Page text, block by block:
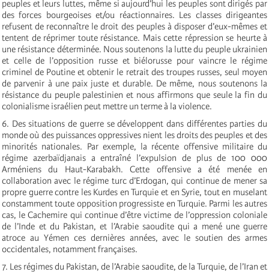
peuples et leurs luttes, même si aujourd’hui les peuples sont dirigés par
des forces bourgeoises et/ou réactionnaires. Les classes dirigeantes
refusent de reconnaître le droit des peuples à disposer d’eux-mêmes et
tentent de réprimer toute résistance. Mais cette répression se heurte à
une résistance déterminée. Nous soutenons la lutte du peuple ukrainien
et celle de l’opposition russe et biélorusse pour vaincre le régime
criminel de Poutine et obtenir le retrait des troupes russes, seul moyen
de parvenir à une paix juste et durable. De même, nous soutenons la
résistance du peuple palestinien et nous affirmons que seule la fin du
colonialisme israélien peut mettre un terme à la violence.
6. Des situations de guerre se développent dans différentes parties du
monde où des puissances oppressives nient les droits des peuples et des
minorités nationales. Par exemple, la récente offensive militaire du
régime azerbaïdjanais a entraîné l’expulsion de plus de 100 000
Arméniens du Haut-Karabakh. Cette offensive a été menée en
collaboration avec le régime turc d’Erdogan, qui continue de mener sa
propre guerre contre les Kurdes en Turquie et en Syrie, tout en muselant
constamment toute opposition progressiste en Turquie. Parmi les autres
cas, le Cachemire qui continue d’être victime de l’oppression coloniale
de l’Inde et du Pakistan, et l’Arabie saoudite qui a mené une guerre
atroce au Yémen ces dernières années, avec le soutien des armes
occidentales, notamment françaises.
7. Les régimes du Pakistan, de l’Arabie saoudite, de la Turquie, de l’Iran et